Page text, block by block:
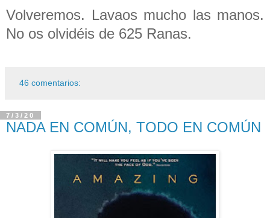
Volveremos. Lavaos mucho las manos.
No os olvidéis de 625 Ranas.
46 comentarios:
7/3/20
NADA EN COMÚN, TODO EN COMÚN